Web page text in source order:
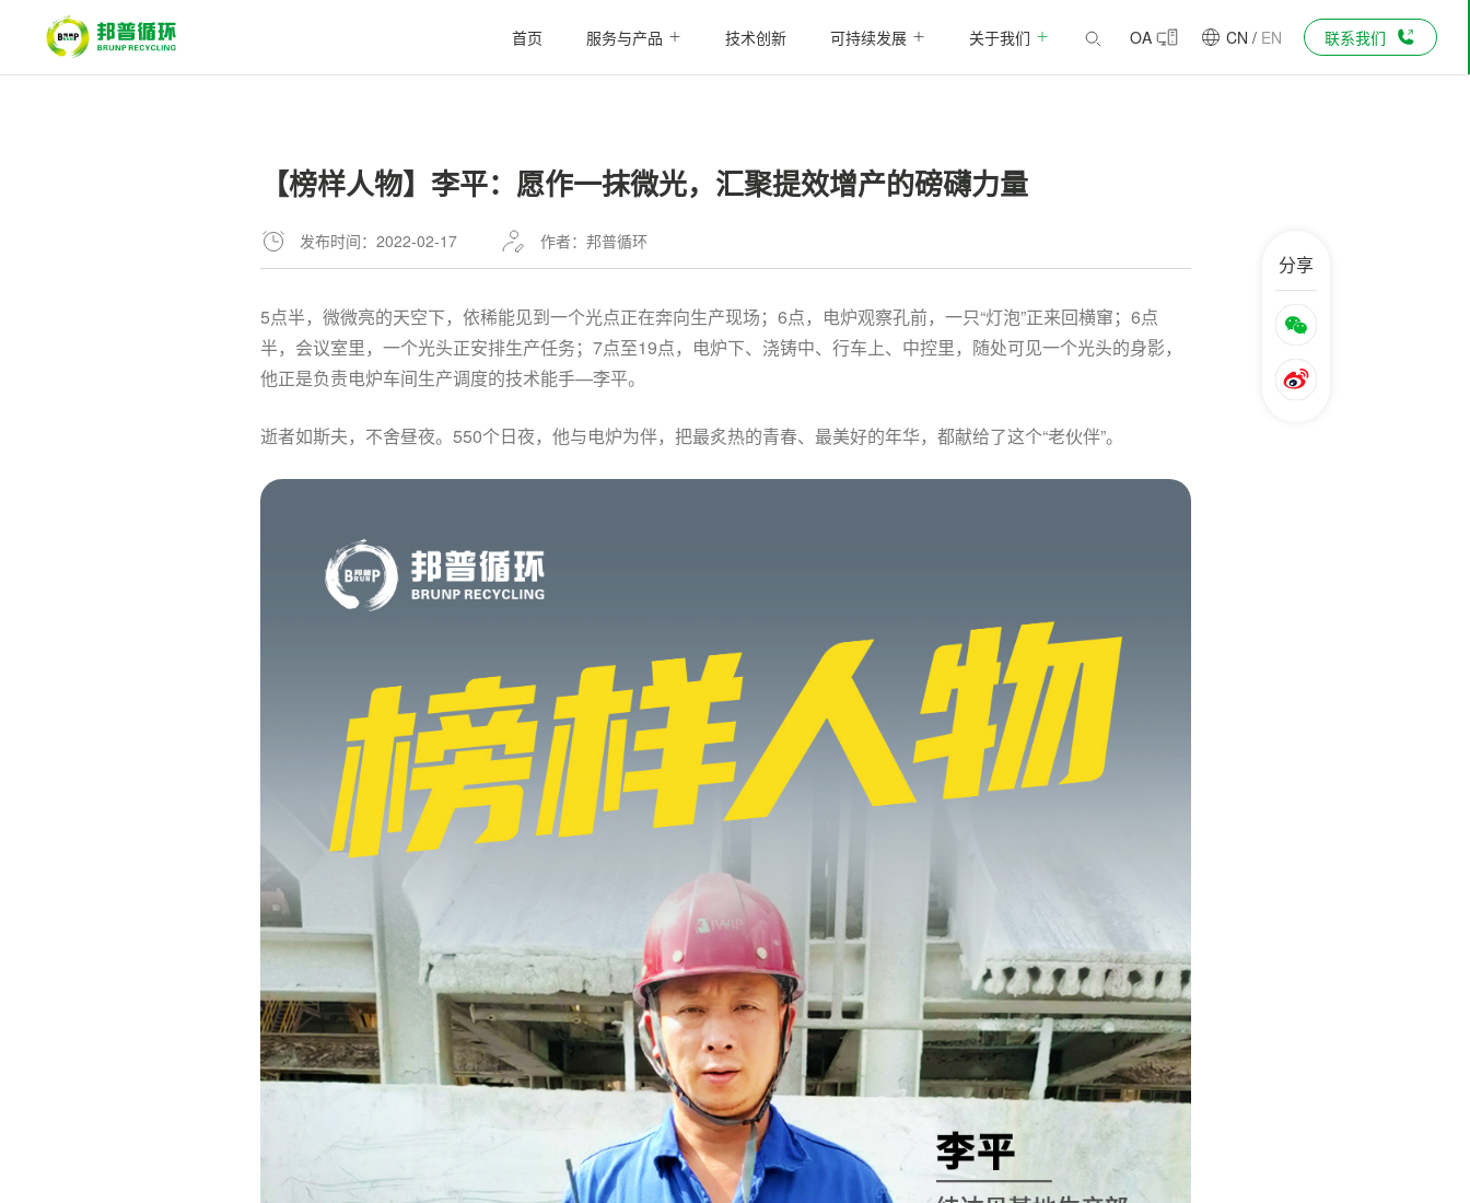
首页 服务与产品 技术创新 可持续发展 关于我们 OA CN / EN 联系我们
【榜样人物】李平：愿作一抹微光，汇聚提效增产的磅礴力量
发布时间：2022-02-17 作者：邦普循环
5点半，微微亮的天空下，依稀能见到一个光点正在奔向生产现场；6点，电炉观察孔前，一只“灯泡”正来回横窜；6点
半，会议室里，一个光头正安排生产任务；7点至19点，电炉下、浇铸中、行车上、中控里，随处可见一个光头的身影，
他正是负责电炉车间生产调度的技术能手—李平。
逝者如斯夫，不舍昼夜。550个日夜，他与电炉为伴，把最炙热的青春、 最美好的年华，都献给了这个“老伙伴”。
分享